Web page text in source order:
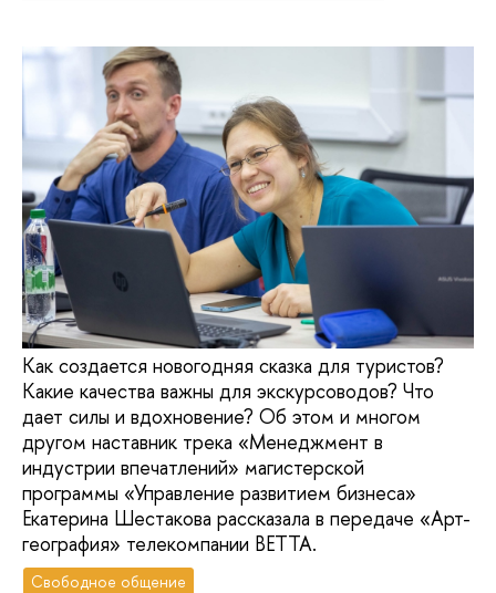
Как создается новогодняя сказка для туристов?
Какие качества важны для экскурсоводов? Что
дает силы и вдохновение? Об этом и многом
другом наставник трека «Менеджмент в
индустрии впечатлений» магистерской
программы «Управление развитием бизнеса»
Екатерина Шестакова рассказала в передаче «Арт-
география» телекомпании ВЕТТА.
Свободное общение